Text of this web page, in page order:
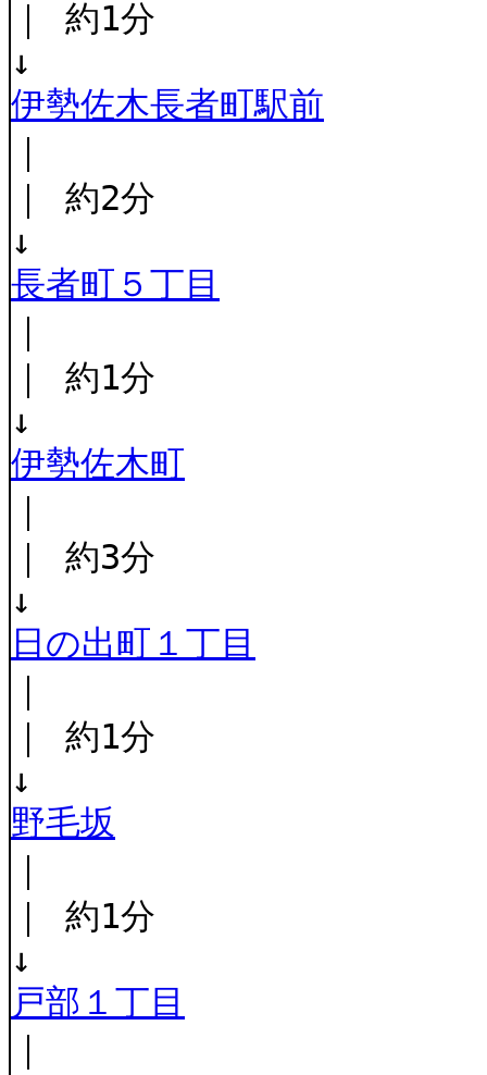
｜ 約1分
↓
伊勢佐木長者町駅前
｜ 約2分
↓
長者町５丁目
｜ 約1分
↓
伊勢佐木町
｜ 約3分
↓
日の出町１丁目
｜ 約1分
↓
野毛坂
｜ 約1分
↓
戸部１丁目